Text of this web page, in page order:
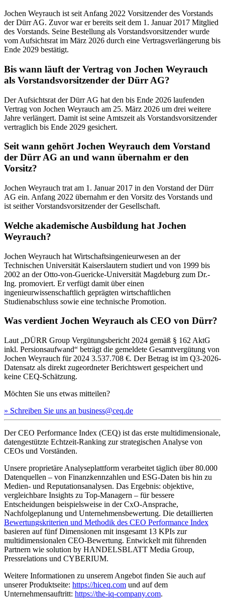
Jochen Weyrauch ist seit Anfang 2022 Vorsitzender des Vorstands
der Dürr AG. Zuvor war er bereits seit dem 1. Januar 2017 Mitglied
des Vorstands. Seine Bestellung als Vorstandsvorsitzender wurde
vom Aufsichtsrat im März 2026 durch eine Vertragsverlängerung bis
Ende 2029 bestätigt.
Bis wann läuft der Vertrag von Jochen Weyrauch
als Vorstandsvorsitzender der Dürr AG?
Der Aufsichtsrat der Dürr AG hat den bis Ende 2026 laufenden
Vertrag von Jochen Weyrauch am 25. März 2026 um drei weitere
Jahre verlängert. Damit ist seine Amtszeit als Vorstandsvorsitzender
vertraglich bis Ende 2029 gesichert.
Seit wann gehört Jochen Weyrauch dem Vorstand
der Dürr AG an und wann übernahm er den
Vorsitz?
Jochen Weyrauch trat am 1. Januar 2017 in den Vorstand der Dürr
AG ein. Anfang 2022 übernahm er den Vorsitz des Vorstands und
ist seither Vorstandsvorsitzender der Gesellschaft.
Welche akademische Ausbildung hat Jochen
Weyrauch?
Jochen Weyrauch hat Wirtschaftsingenieurwesen an der
Technischen Universität Kaiserslautern studiert und von 1999 bis
2002 an der Otto-von-Guericke-Universität Magdeburg zum Dr.-
Ing. promoviert. Er verfügt damit über einen
ingenieurwissenschaftlich geprägten wirtschaftlichen
Studienabschluss sowie eine technische Promotion.
Was verdient Jochen Weyrauch als CEO von Dürr?
Laut „DÜRR Group Vergütungsbericht 2024 gemäß § 162 AktG
inkl. Persionsaufwand“ beträgt die gemeldete Gesamtvergütung von
Jochen Weyrauch für 2024 3.537.708 €. Der Betrag ist im Q3-2026-
Datensatz als direkt zugeordneter Berichtswert gespeichert und
keine CEQ-Schätzung.
Möchten Sie uns etwas mitteilen?
» Schreiben Sie uns an business@ceq.de
Der CEO Performance Index (CEQ) ist das erste multidimensionale,
datengestützte Echtzeit-Ranking zur strategischen Analyse von
CEOs und Vorständen.
Unsere proprietäre Analyseplattform verarbeitet täglich über 80.000
Datenquellen – von Finanzkennzahlen und ESG-Daten bis hin zu
Medien- und Reputationsanalysen. Das Ergebnis: objektive,
vergleichbare Insights zu Top-Managern – für bessere
Entscheidungen beispielsweise in der CxO-Ansprache,
Nachfolgeplanung und Unternehmensbewertung. Die detaillierten
Bewertungskriterien und Methodik des CEO Performance Index
basieren auf fünf Dimensionen mit insgesamt 13 KPIs zur
multidimensionalen CEO-Bewertung. Entwickelt mit führenden
Partnern wie solution by HANDELSBLATT Media Group,
Pressrelations und CYBERIUM.
Weitere Informationen zu unserem Angebot finden Sie auch auf
unserer Produktseite: https://hiceq.com und auf dem
Unternehmensauftritt: https://the-iq-company.com.